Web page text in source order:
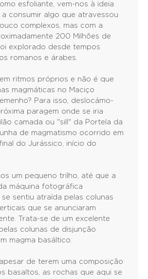
esfoliante, vem-nos à ideia
consumir algo que atravessou
complexos, mas com a
200 Milhões de
explorado desde tempos
romanos e árabes.
ritmos próprios e não é que
magmáticas no Maciço
Para isso, deslocámo-
paragem onde se iria
camada ou "sill" da Portela da
de magmatismo ocorrido em
do Jurássico, início do
um pequeno trilho, até que a
máquina fotográfica
sentiu atraída pelas colunas
que se anunciaram
Trata-se de um excelente
colunas de disjunção
magma basáltico.
de terem uma composição
basaltos, as rochas que aqui se